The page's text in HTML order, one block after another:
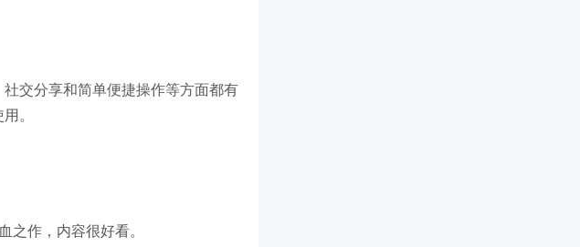
交分享和简单便捷操作等方面都有
。
之作，内容很好看。